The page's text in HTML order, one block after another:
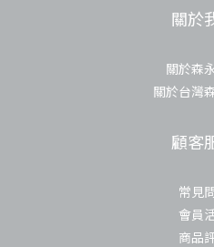
關於
關於森
關於台灣
顧客
常見
會員
商品